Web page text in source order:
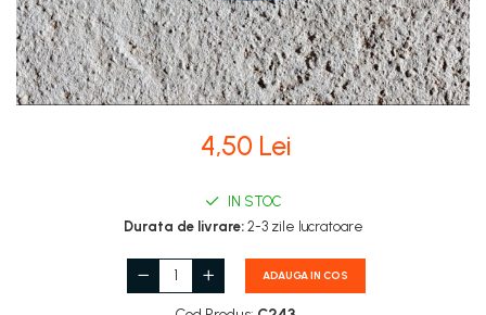
Stupi Vopsiti
Vopsea/intretinere stupi
4,50 Lei
IN STOC
Durata de livrare:2-3 zile lucratoare
ADAUGA IN COS